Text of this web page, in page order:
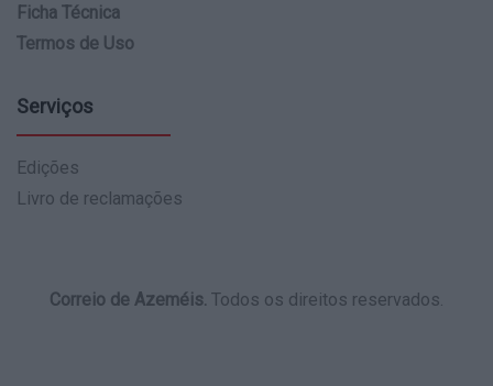
Ficha Técnica
Termos de Uso
Serviços
Edições
Livro de reclamações
Correio de Azeméis. Todos os direitos reservados.